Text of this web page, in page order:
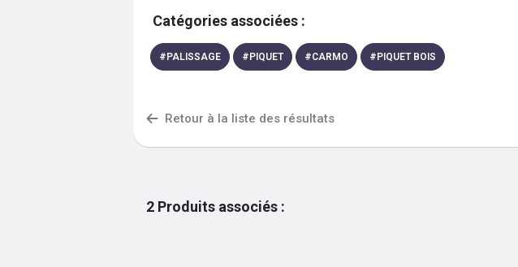
Catégories associées :
# PALISSAGE # PIQUET #CARMO # PIQUET BOIS
Retour à la liste des résultats
2 Produits associés :